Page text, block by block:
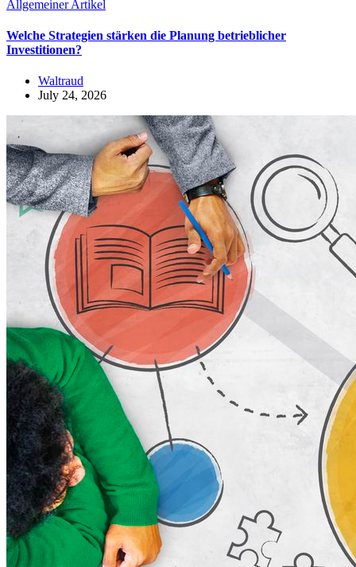
Allgemeiner Artikel
Welche Strategien stärken die Planung betrieblicher
Investitionen?
Waltraud
July 24, 2026